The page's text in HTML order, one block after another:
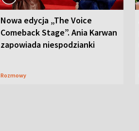
Nowa edycja „The Voice
Comeback Stage”. Ania Karwan
zapowiada niespodzianki
Rozmowy